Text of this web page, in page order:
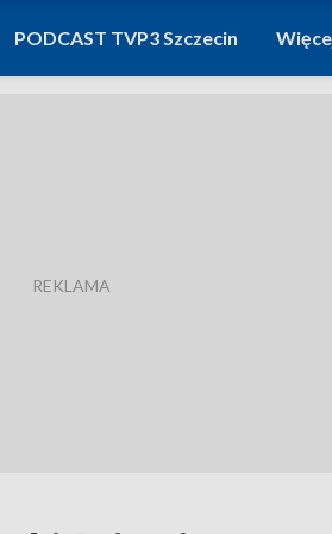
PODCAST TVP3 Szczecin